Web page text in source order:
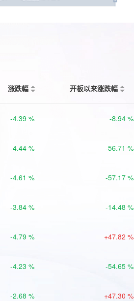
涨跌幅 开板以来涨跌幅
-4.39 % -8.94 %
-4.44 % -56.71 %
-4.61 % -57.17 %
-3.84 % -14.48 %
-4.79 % +47.82 %
-4.23 % -54.65 %
-2.68 % +47.30 %